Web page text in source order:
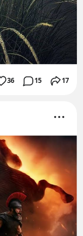
36 15 17